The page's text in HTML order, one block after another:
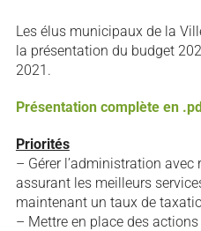
Les élus municipaux de la
la présentation du budget
2021.
Présentation complète en
Priorités
– Gérer l’administration
assurant les meilleurs
maintenant un taux de
– Mettre en place des